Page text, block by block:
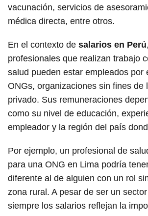
vacunación, servicios de
médica directa, entre otros.
En el contexto de salarios en Perú
profesionales que realizan trabajo
salud pueden estar empleados por
ONGs, organizaciones sin fines de
privado. Sus remuneraciones
como su nivel de educación,
empleador y la región del país
Por ejemplo, un profesional de
para una ONG en Lima podría
diferente al de alguien con un rol
zona rural. A pesar de ser un
siempre los salarios reflejan la